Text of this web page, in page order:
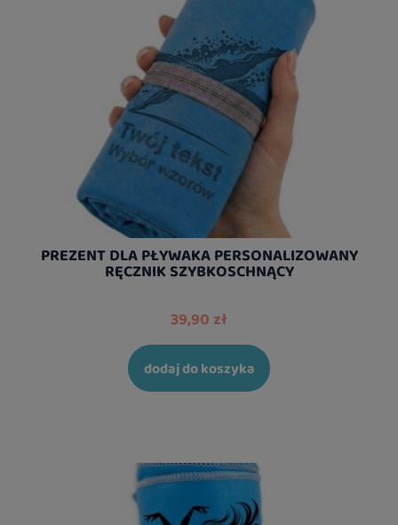
PREZENT DLA PŁYWAKA PERSONALIZOWANY
RĘCZNIK SZYBKOSCHNĄCY
39,90 zł
dodaj do koszyka